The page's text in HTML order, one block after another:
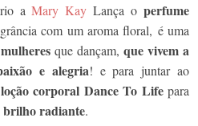
aMary Kay Lança operfume
com um aroma floral, é uma
mulheresque dançam, que vivem a
e alegria! e para juntar ao
loção corporal Dance To Lifepara
brilho radiante.